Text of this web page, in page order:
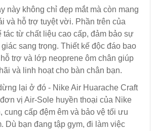
này không chỉ đẹp mắt mà còn mang
và hỗ trợ tuyệt vời. Phần trên của
từ chất liệu cao cấp, đảm bảo sự
sang trọng. Thiết kế độc đáo bao
trợ và lớp neoprene ôm chân giúp
và linh hoạt cho bàn chân bạn.
lại ở đó - Nike Air Huarache Craft
vị Air-Sole huyền thoại của Nike
cung cấp đệm êm và bảo vệ tối ưu
Dù bạn đang tập gym, đi làm việc